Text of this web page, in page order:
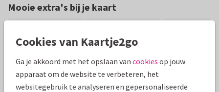
Mooie extra's bij je kaart
Cookies van Kaartje2go
Ga je akkoord met het opslaan van cookies op jouw
apparaat om de website te verbeteren, het
websitegebruik te analyseren en gepersonaliseerde